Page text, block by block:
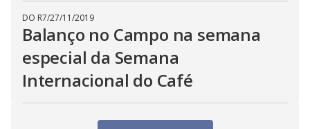
DO R7/27/11/2019
Balanço no Campo na semana
especial da Semana
Internacional do Café